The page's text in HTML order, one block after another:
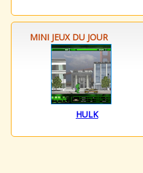
MINI JEUX DU JOUR
HULK